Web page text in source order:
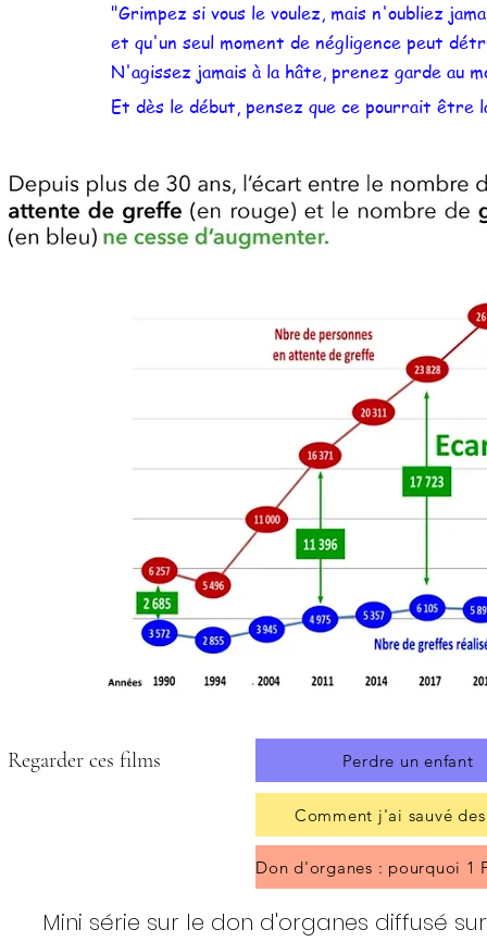
"Grimpez si vous le voulez, mais n'oubliez
et qu'un seul moment de négligence peut
N'agissez jamais à la hâte, prenez garde au
Et dès le début, pensez que ce pourrait
Regarder ces films Perdre un enfant
Comment j'ai sauvé
Mini série sur le don d'organes diffusé